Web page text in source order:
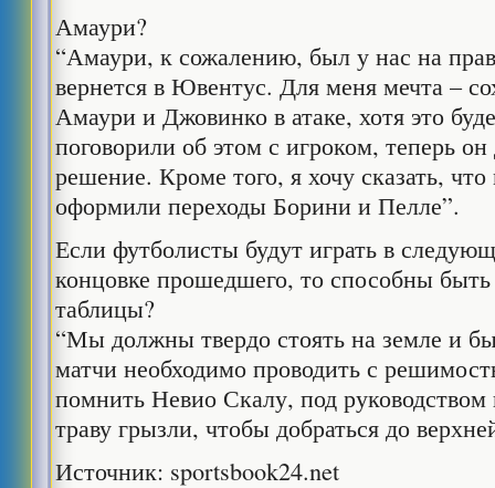
Амаури?
“Амаури, к сожалению, был у нас на
вернется в Ювентус. Для меня мечта –
Амаури и Джовинко в атаке, хотя это
поговорили об этом с игроком, теперь
решение. Кроме того, я хочу сказать,
оформили переходы Борини и Пелле”.
Если футболисты будут играть в
концовке прошедшего, то способны быть
таблицы?
“Мы должны твердо стоять на земле и
матчи необходимо проводить с
помнить Невио Скалу, под руководством
траву грызли, чтобы добраться до
Источник: sportsbook24.net